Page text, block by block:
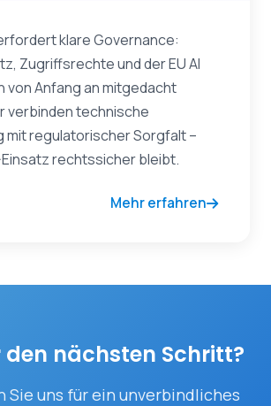
klare Governance:
Zugriffsrechte und der EU AI
von Anfang an mitgedacht
verbinden technische
mit regulatorischer Sorgfalt –
Einsatz rechtssicher bleibt.
Mehr erfahren
den nächsten Schritt?
Sie uns für ein unverbindliches